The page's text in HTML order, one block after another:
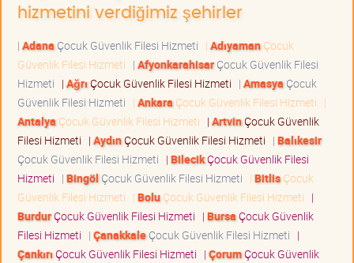
hizmetini verdiğimiz şehirler
| Adana Çocuk Güvenlik Filesi Hizmeti | AdıyamanÇocuk
Güvenlik Filesi Hizmeti | AfyonkarahisarÇocuk Güvenlik Filesi
Hizmeti | AğrıÇocuk Güvenlik Filesi Hizmeti | Amasya Çocuk
Güvenlik Filesi Hizmeti | Ankara Çocuk Güvenlik Filesi Hizmeti |
Antalya Çocuk Güvenlik Filesi Hizmeti | ArtvinÇocuk Güvenlik
Filesi Hizmeti | AydınÇocuk Güvenlik Filesi Hizmeti | Balıkesir
Çocuk Güvenlik Filesi Hizmeti | BilecikÇocuk Güvenlik Filesi
Hizmeti | Bingöl Çocuk Güvenlik Filesi Hizmeti | BitlisÇocuk
Güvenlik Filesi Hizmeti | BoluÇocuk Güvenlik Filesi Hizmeti |
BurdurÇocuk Güvenlik Filesi Hizmeti | BursaÇocuk Güvenlik
Filesi Hizmeti | ÇanakkaleÇocuk Güvenlik Filesi Hizmeti |
ÇankırıÇocuk Güvenlik Filesi Hizmeti | ÇorumÇocuk Güvenlik